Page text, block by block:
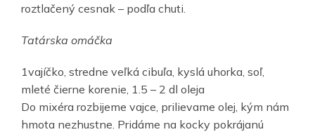
roztlačený cesnak – podľa chuti.
Tatárska omáčka
1vajíčko, stredne veľká cibuľa, kyslá uhorka, soľ,
mleté čierne korenie, 1.5 – 2 dl oleja
Do mixéra rozbijeme vajce, prilievame olej, kým nám
hmota nezhustne. Pridáme na kocky pokrájanú